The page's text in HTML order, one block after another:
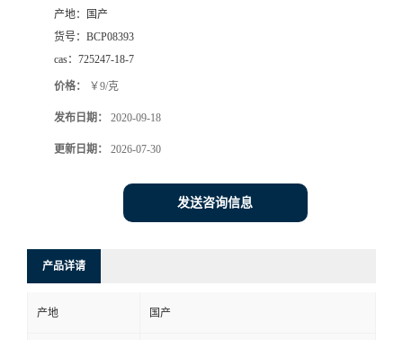
产地：
国产
货号： BCP08393
cas： 725247-18-7
价格： ￥9/克
发布日期： 2020-09-18
更新日期： 2026-07-30
发送咨询信息
产品详请
产地 国产